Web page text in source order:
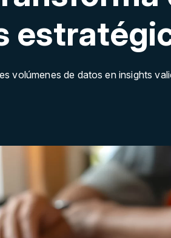
Conoce Desarrollo
volúmenes de datos en insights